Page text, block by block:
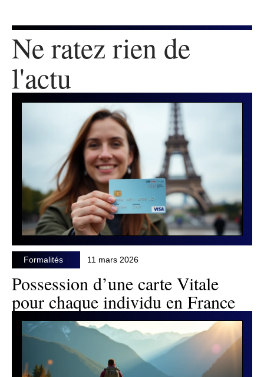
Ne ratez rien de
l'actu
Formalités 11 mars 2026
Possession d’une carte Vitale
pour chaque individu en France